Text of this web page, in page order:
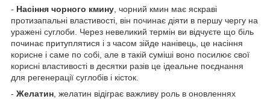
- Насіння чорного кмину , чорний кмин має яскраві
протизапальні властивості, він починає діяти в першу чергу на
уражені суглоби. Через невеликий термін ви відчуєте що біль
починає притуплятися і з часом зійде нанівець, це насіння
корисне і саме по собі, але в такій суміші воно посилює свої
корисні властивості в десятки разів це ідеальне поєднання
для регенерації суглобів і кісток.
- Желатин , желатин відіграє важливу роль в оновленнях